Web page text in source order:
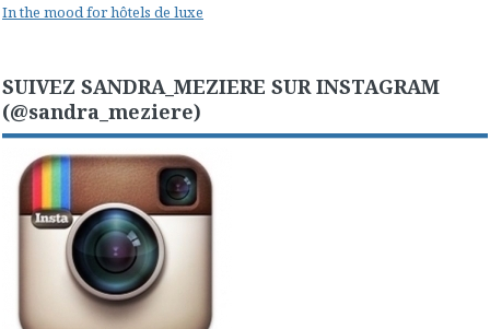
In the mood for hôtels de luxe
SUIVEZ SANDRA_MEZIERE SUR INSTAGRAM
(@sandra_meziere)